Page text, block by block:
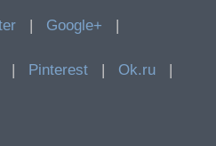
| Google+ |
| Pinterest | Ok.ru |